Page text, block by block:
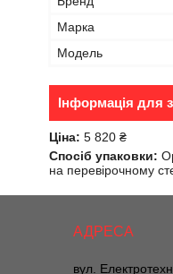
Марка
Модель
Інформація для
Ціна: 5 820 ₴
Спосіб упаковки:
на перевірочному
вул.